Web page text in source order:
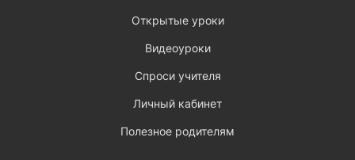
Открытые уроки
Видеоуроки
Спроси учителя
Личный кабинет
Полезное родителям